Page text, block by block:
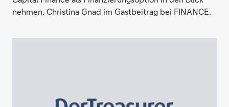
nehmen. Christina Gnad im Gastbeitrag bei FINANCE.